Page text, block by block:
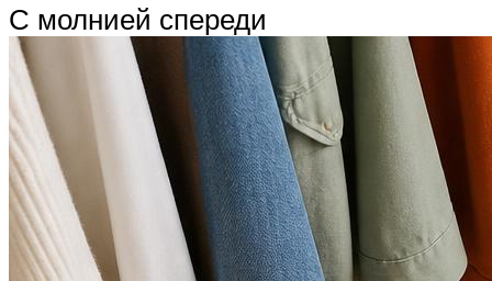
С молнией спереди